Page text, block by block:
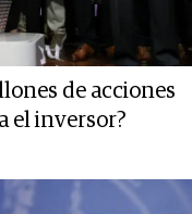
de acciones
el inversor?